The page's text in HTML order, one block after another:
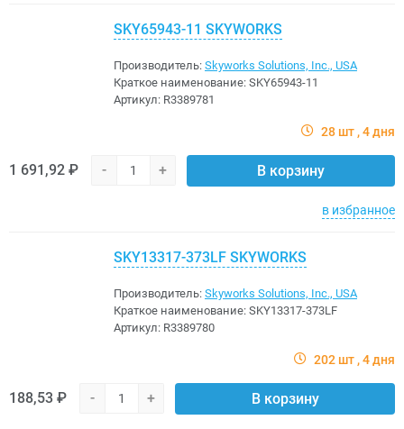
SKY65943-11 SKYWORKS
Производитель: Skyworks Solutions, Inc., USA
Краткое наименование: SKY65943-11
Артикул: R3389781
28 шт 4 дня
1 691,92 ₽ - + В корзину
в избранное
SKY13317-373LF SKYWORKS
Производитель: Skyworks Solutions, Inc., USA
Краткое наименование: SKY13317-373LF
Артикул: R3389780
202 шт 4 дня
188,53 ₽ - + В корзину